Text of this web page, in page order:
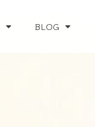
BLOG